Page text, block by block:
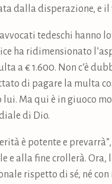
dalla disperazione, e il
tedeschi hanno
ha ridimensionato
a € 1.600. Non c’è
di pagare la multa
Ma qui è in giuoco
di Dio.
è potente e
e alla fine crollerà. Ora,
rispetto di sé, né